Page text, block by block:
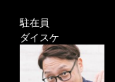
駐在員
ダイスケ